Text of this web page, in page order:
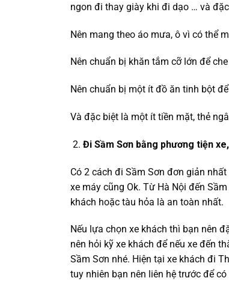
ngon đi thay giày khi đi dạo … và
Nên mang theo áo mưa, ô vì có thể
Nên chuẩn bị khăn tắm cỡ lớn để
Nên chuẩn bị một ít đồ ăn tinh bột
Và đặc biệt là một ít tiền mặt, thẻ
Đi Sầm Sơn bằng phương tiện
Có 2 cách đi Sầm Sơn đơn giản
xe máy cũng Ok. Từ Hà Nội đến
khách hoặc tàu hỏa là an toàn nhất.
Nếu lựa chọn xe khách thì bạn nên
nên hỏi kỹ xe khách để nếu xe đến
Sầm Sơn nhé. Hiện tại xe khách đi
tuy nhiên bạn nên liên hệ trước để